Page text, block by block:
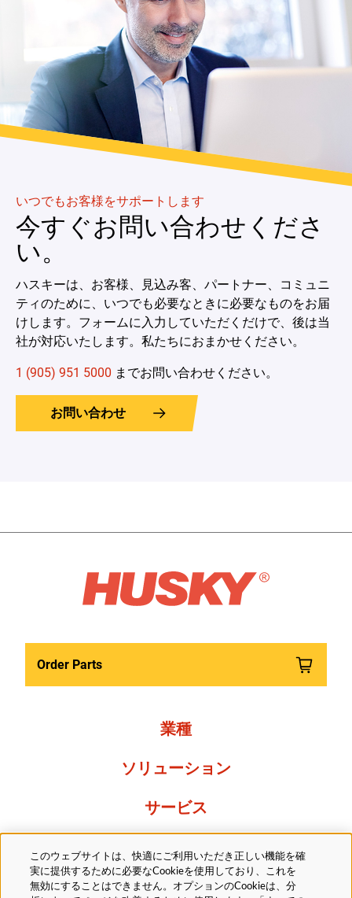
いつでもお客様をサポートします
今すぐお問い合わせくださ
い。
ハスキーは、お客様、見込み客、パートナー、コミュニ
ティのために、いつでも必要なときに必要なものをお届
けします。フォームに入力していただくだけで、後は当
社が対応いたします。私たちにおまかせください。
1 (905) 951 5000 までお問い合わせください。
お問い合わせ
Order Parts
業種
ソリューション
サービス
Resources
当社について
このウェブサイトは、快適にご利用いただき正しい機能を確
実に提供するために必要なCookieを使用しており、これを
無効にすることはできません。オプションのCookieは、分